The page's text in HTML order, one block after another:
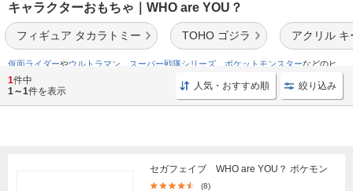
キャラクターおもちゃ｜WHO are YOU？
フィギュア タカラトミー TOHO ゴジラ アクリル
仮面ライダーやウルトラマン スーパー戦隊シリーズ ポケットモンスターなどのヒ
ーロー・キャラクターおもちゃを品揃え。
1件中
1～1件を表示 人気・おすすめ順 絞り込み
セガフェイブ WHO are YOU？ ポケモン
(8)